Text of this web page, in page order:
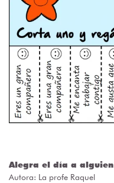
Alegra el día a alguien
Autora: La profe Raquel